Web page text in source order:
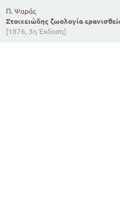
Π. Ψαράς
Στοιχειώδης ζωολογία
[1876, 3η Έκδοση]